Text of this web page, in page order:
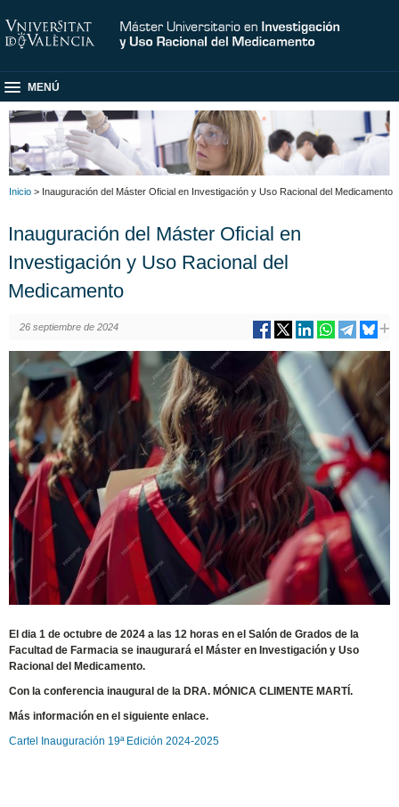
MENÚ
Inicio > Inauguración del Máster Oficial en Investigación y Uso Racional del Medicamento
Inauguración del Máster Oficial en
Investigación y Uso Racional del
Medicamento
26 septiembre de 2024
El dia 1 de octubre de 2024 a las 12 horas en el Salón de Grados de la
Facultad de Farmacia se inaugurará el Máster en Investigación y Uso
Racional del Medicamento.
Con la conferencia inaugural de la DRA. MÓNICA CLIMENTE MARTÍ.
Más información en el siguiente enlace.
Cartel Inauguración 19ª Edición 2024-2025